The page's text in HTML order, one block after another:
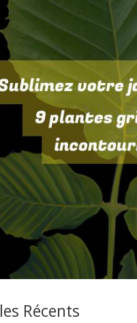
Récents